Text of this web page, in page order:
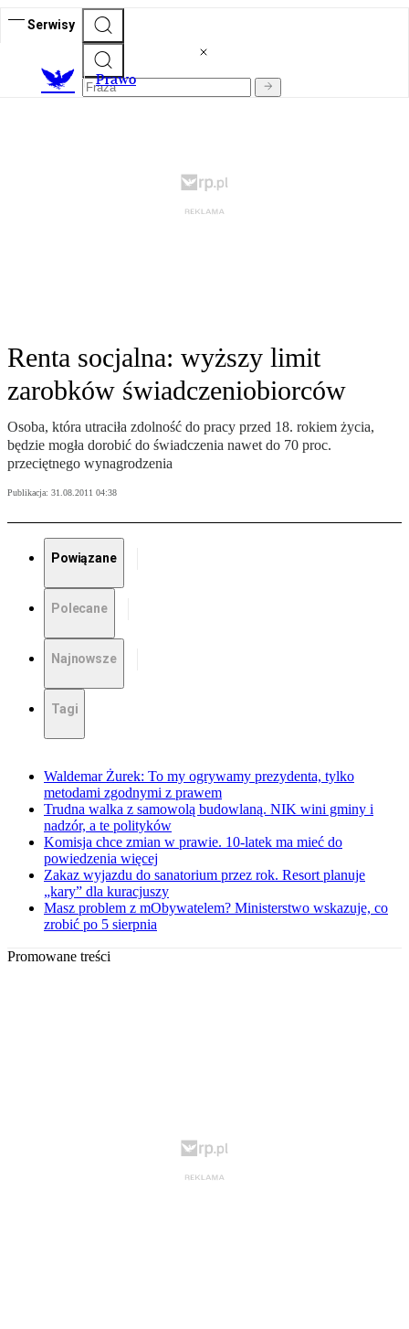
Serwisy
Prawo
Renta socjalna: wyższy limit
zarobków świadczeniobiorców
Osoba, która utraciła zdolność do pracy przed 18. rokiem życia,
będzie mogła dorobić do świadczenia nawet do 70 proc.
przeciętnego wynagrodzenia
Publikacja: 31.08.2011 04:38
Powiązane
Polecane
Najnowsze
Tagi
Waldemar Żurek: To my ogrywamy prezydenta, tylko
metodami zgodnymi z prawem
Trudna walka z samowolą budowlaną. NIK wini gminy i
nadzór, a te polityków
Komisja chce zmian w prawie. 10-latek ma mieć do
powiedzenia więcej
Zakaz wyjazdu do sanatorium przez rok. Resort planuje
„kary” dla kuracjuszy
Masz problem z mObywatelem? Ministerstwo wskazuje, co
zrobić po 5 sierpnia
Promowane treści